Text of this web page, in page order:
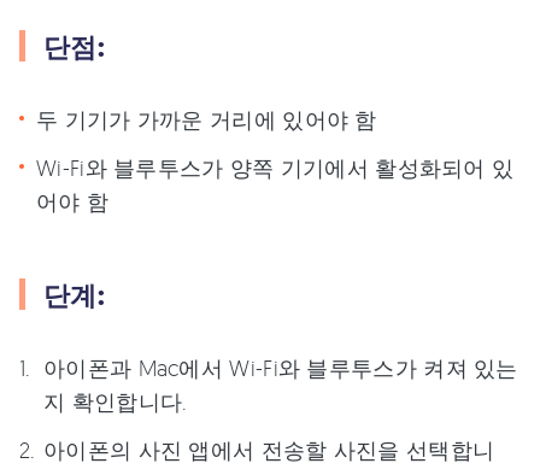
단점:
두 기기가 가까운 거리에 있어야 함
Wi-Fi와 블루투스가 양쪽 기기에서 활성화되어 있
어야 함
단계:
아이폰과 Mac에서 Wi-Fi와 블루투스가 켜져 있는
지 확인합니다.
아이폰의 사진 앱에서 전송할 사진을 선택합니